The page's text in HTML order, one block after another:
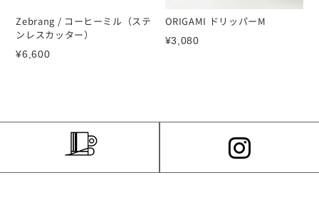
Zebrang / コーヒーミル（ステ
ンレスカッター）
¥6,600
ORIGAMI ドリッパーM
¥3,080